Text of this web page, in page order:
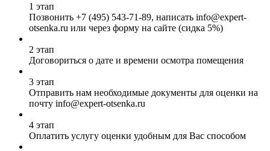
1 этап
Позвонить +7 (495) 543-71-89, написать info@expert-
otsenka.ru или через форму на сайте (сидка 5%)
2 этап
Договориться о дате и времени осмотра помещения
3 этап
Отправить нам необходимые документы для оценки на
почту info@expert-otsenka.ru
4 этап
Оплатить услугу оценки удобным для Вас способом